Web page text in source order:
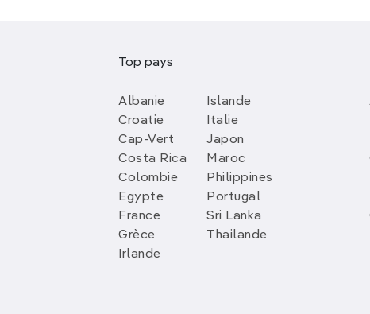
Top pays
Albanie
Croatie
Cap-Vert
Costa Rica
Colombie
Egypte
France
Grèce
Irlande
Islande
Italie
Japon
Maroc
Philippines
Portugal
Sri Lanka
Thailande